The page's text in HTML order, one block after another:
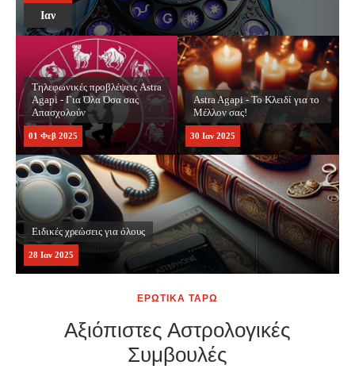
Φεβ
Astra Agapi - Το Κλειδί για το
Μέλλον σας!
30 Ιαν 2025
Ειδικές χρεώσεις για όλους
28 Ιαν 2025
Μέντιουμ Προβλέψεις- Η Πύλη σας στο Φως και την Ελπίδα
26 Ιαν 2025
ΕΡΩΤΙΚΑ ΤΑΡΩ
Αξιόπιστες Αστρολογικές
Συμβουλές